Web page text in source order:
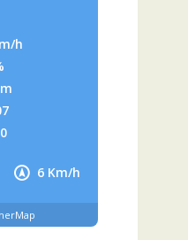
6 Km/h
h